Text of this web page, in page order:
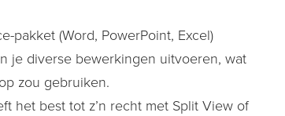
pakket (Word, PowerPoint, Excel)
je diverse bewerkingen uitvoeren, wat
zou gebruiken.
het best tot z’n recht met Split View of